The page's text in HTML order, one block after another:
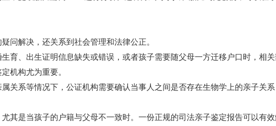
问解决，还关系到社会管理和法律公正。
育、出生证明信息缺失或错误，或者孩子需要随父母一方迁移户口时，相
机构尤为重要。
关系等情况下，公证机构需要确认当事人之间是否存在生物学上的亲子关
其是当孩子的户籍与父母不一致时。一份正规的司法亲子鉴定报告可以有